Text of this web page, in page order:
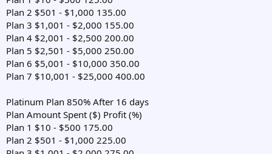
Plan 2 $501 - $1,000 135.00
Plan 3 $1,001 - $2,000 155.00
Plan 4 $2,001 - $2,500 200.00
Plan 5 $2,501 - $5,000 250.00
Plan 6 $5,001 - $10,000 350.00
Plan 7 $10,001 - $25,000 400.00
Platinum Plan 850% After 16 days
Plan Amount Spent ($) Profit (%)
Plan 1 $10 - $500 175.00
Plan 2 $501 - $1,000 225.00